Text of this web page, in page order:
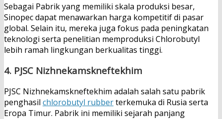
Sebagai Pabrik yang memiliki skala produksi besar,
Sinopec dapat menawarkan harga kompetitif di pasar
global. Selain itu, mereka juga fokus pada peningkatan
teknologi serta penelitian memproduksi Chlorobutyl
lebih ramah lingkungan berkualitas tinggi.
4. PJSC Nizhnekamskneftekhim
PJSC Nizhnekamskneftekhim adalah salah satu pabrik
penghasil chlorobutyl rubberterkemuka di Rusia serta
Eropa Timur. Pabrik ini memiliki sejarah panjang